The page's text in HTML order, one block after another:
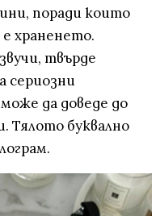
поради които
храненето.
твърде
сериозни
да доведе до
Тялото буквално